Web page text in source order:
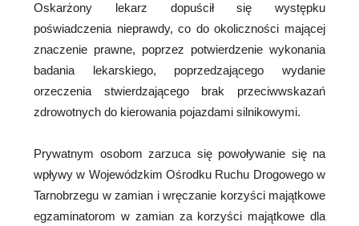
Oskarżony lekarz dopuścił się występku
poświadczenia nieprawdy, co do okoliczności mającej
znaczenie prawne, poprzez potwierdzenie wykonania
badania lekarskiego, poprzedzającego wydanie
orzeczenia stwierdzającego brak przeciwwskazań
zdrowotnych do kierowania pojazdami silnikowymi.
Prywatnym osobom zarzuca się powoływanie się na
wpływy w Wojewódzkim Ośrodku Ruchu Drogowego w
Tarnobrzegu w zamian i wręczanie korzyści majątkowe
egzaminatorom w zamian za korzyści majątkowe dla